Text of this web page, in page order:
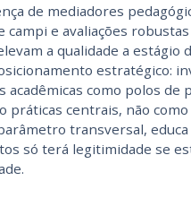
de mediadores
e avaliações robustas
a qualidade a estágio
estratégico:
como polos de
práticas centrais, não como
transversal,
só terá legitimidade se